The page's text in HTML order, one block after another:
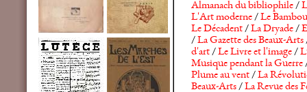
Almanach du bibliophile/
L'Art moderne/Le Bambou
Le Décadent/La Dryade/
/La Gazette des Beaux-Arts
d'art/Le Livre et l'image/
Musique pendant la Guerre
Plume au vent/La
Beaux-Arts/La Revue des